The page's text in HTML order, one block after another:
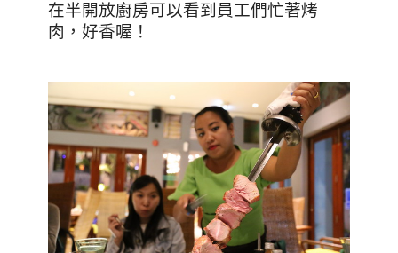
在半開放廚房可以看到員工們忙著烤
肉，好香喔！